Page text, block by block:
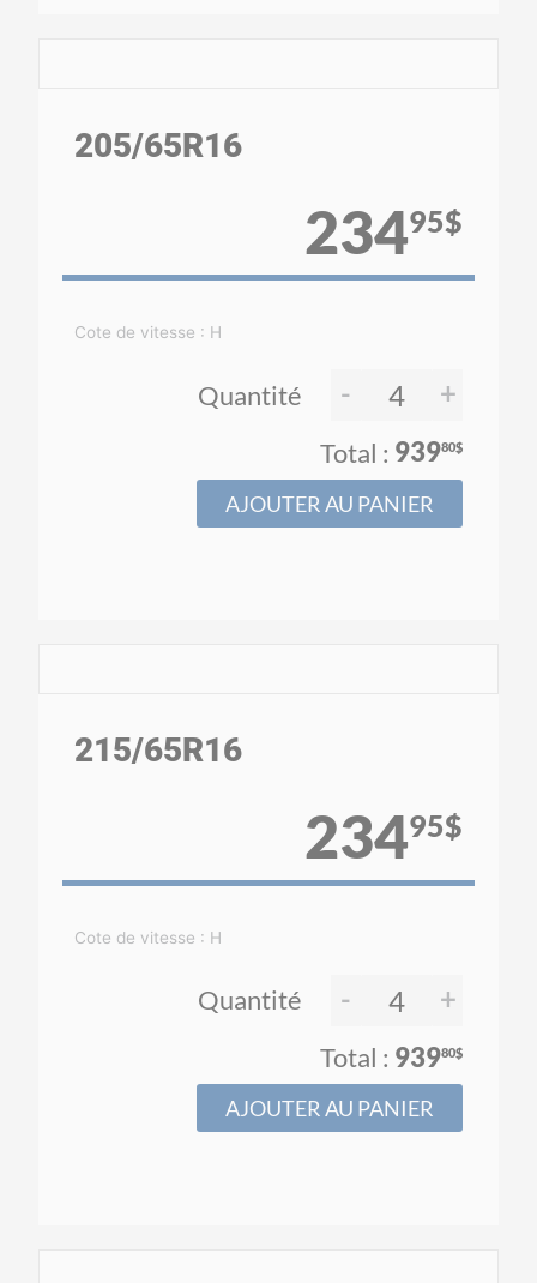
205/65R16
23495$
Cote de vitesse : H
Quantité - +
93980$
AJOUTER AU PANIER
215/65R16
23495$
Cote de vitesse : H
Quantité - +
93980$
AJOUTER AU PANIER